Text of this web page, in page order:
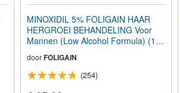
MINOXIDIL 5% FOLIGAIN HAAR
HERGROEI BEHANDELING Voor
Mannen (Low Alcohol Formula) (12
door FOLIGAIN
(254)